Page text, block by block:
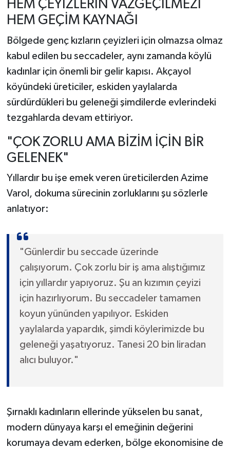
HEM ÇEYİZLERİN VAZGEÇİLMEZİ
HEM GEÇİM KAYNAĞI
Bölgede genç kızların çeyizleri için olmazsa olmaz
kabul edilen bu seccadeler, aynı zamanda köylü
kadınlar için önemli bir gelir kapısı. Akçayol
köyündeki üreticiler, eskiden yaylalarda
sürdürdükleri bu geleneği şimdilerde evlerindeki
tezgahlarda devam ettiriyor.
"ÇOK ZORLU AMA BİZİM İÇİN BİR
GELENEK"
Yıllardır bu işe emek veren üreticilerden Azime
Varol, dokuma sürecinin zorluklarını şu sözlerle
anlatıyor:
"Günlerdir bu seccade üzerinde
çalışıyorum. Çok zorlu bir iş ama alıştığımız
için yıllardır yapıyoruz. Şu an kızımın çeyizi
için hazırlıyorum. Bu seccadeler tamamen
koyun yününden yapılıyor. Eskiden
yaylalarda yapardık, şimdi köylerimizde bu
geleneği yaşatıyoruz. Tanesi 20 bin liradan
alıcı buluyor."
Şırnaklı kadınların ellerinde yükselen bu sanat,
modern dünyaya karşı el emeğinin değerini
korumaya devam ederken, bölge ekonomisine de